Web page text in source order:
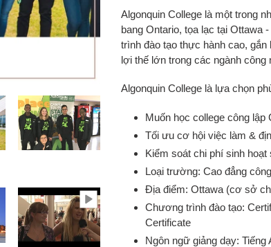
sản
phẩm
vào
giỏ
hàng
của
Algonquin College là một trong
bang Ontario, tọa lạc tại Ottawa
trình đào tạo thực hành cao,
lợi thế lớn trong các ngành công
Algonquin College là lựa chọn
Muốn học college công lập
Tối ưu cơ hội việc làm &
Kiểm soát chi phí sinh hoạt
Loại trường: Cao đẳng
Địa điểm: Ottawa (cơ sở
Chương trình đào tạo:
Certificate
Ngôn ngữ giảng dạy: Tiếng